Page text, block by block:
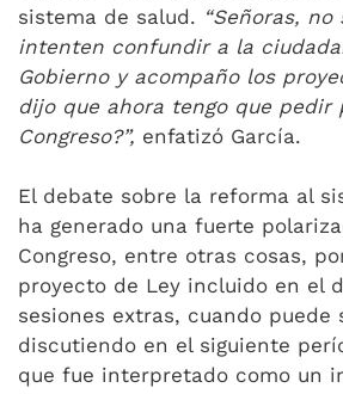
sistema de salud. “Señoras,
intenten confundir a la
Gobierno y acompaño los
dijo que ahora tengo que pedir
Congreso?”, enfatizó García.
El debate sobre la reforma al
ha generado una fuerte
Congreso, entre otras cosas,
proyecto de Ley incluido en el
sesiones extras, cuando puede
discutiendo en el siguiente
que fue interpretado como un